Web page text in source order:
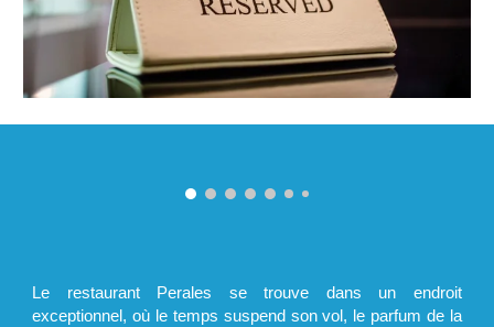
Le restaurant Perales se trouve dans un endroit
exceptionnel, où le temps suspend son vol, le parfum de la